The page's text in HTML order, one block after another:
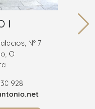
I
Nº 7
O
928